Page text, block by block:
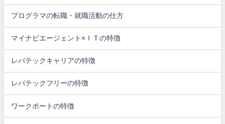
プログラマの転職・就職活動の仕方
マイナビエージェント×ＩＴの特徴
レバテックキャリアの特徴
レバテックフリーの特徴
ワークポートの特徴